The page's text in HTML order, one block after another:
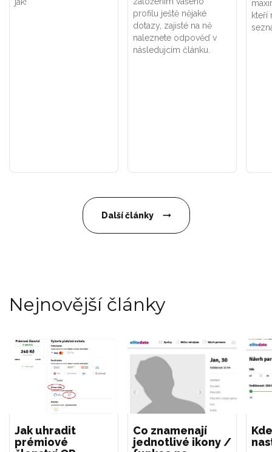
profilu ještě nějaké
dotazy, zajisté na ně
naleznete odpověď v
následujcím článku.
kteří
Další články
Nejnovější články
Jak uhradit
prémiové
Co znamenají
jednotlivé ikony /